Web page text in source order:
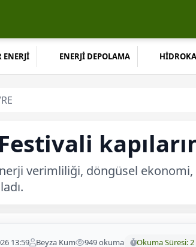
ENERJİ DEPOLAMA
Festivali
verimliliği, döngüsel
13:59 Beyza Kum 949 okuma Okuma Süresi: